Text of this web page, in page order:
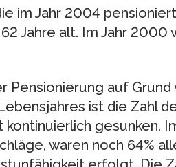
im Jahr 2004
Jahre alt. Im Jahr 2000
Pensionierung auf Grund
ist die Zahl
gesunken.
waren noch 64%